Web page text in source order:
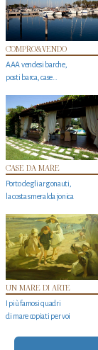
COMPRO&VENDO
AAA vendesi barche,
posti barca, case…
CASE DA MARE
Porto degli argonauti,
la costa smeralda jonica
UN MARE DI ARTE
I più famosi quadri
di mare copiati per voi